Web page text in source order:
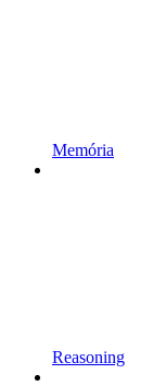
Memória
Reasoning